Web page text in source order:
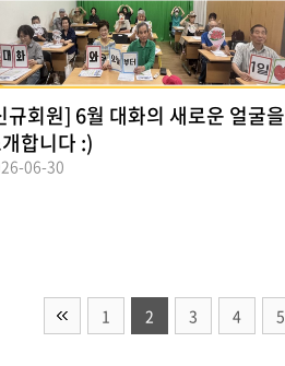
규회원] 6월 대화의 새로운 얼굴을
합니다 :)
06-30
1 2 3 4 5